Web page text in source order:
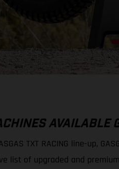
AVAILABLE
TXT RACING line-up,
list of upgraded and